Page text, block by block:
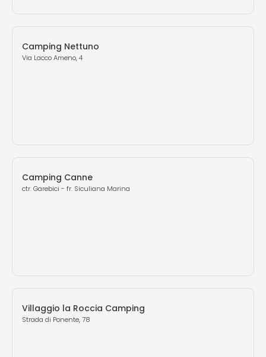
Camping Nettuno
Via Lacco Ameno, 4
Camping Canne
ctr. Garebici - fr. Siculiana Marina
Villaggio la Roccia Camping
Strada di Ponente, 78